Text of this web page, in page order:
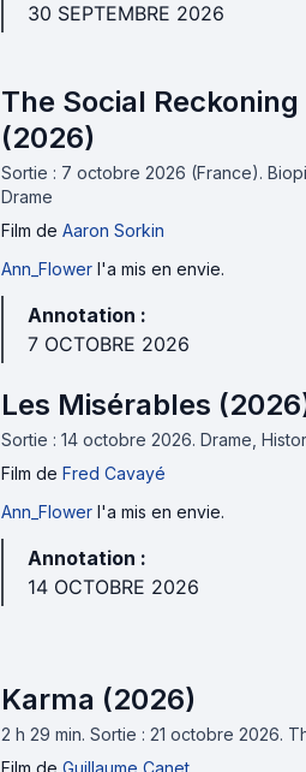
30 SEPTEMBRE 2026
The Social Reckoning
(2026)
Sortie : 7 octobre 2026 (France).
Drame
Film de Aaron Sorkin
Ann_Flower l'a mis en envie.
Annotation :
7 OCTOBRE 2026
Les Misérables
Sortie : 14 octobre 2026. Drame,
Film de Fred Cavayé
Ann_Flower l'a mis en envie.
Annotation :
14 OCTOBRE 2026
Karma (2026)
2 h 29 min. Sortie : 21 octobre 2026.
Film de Guillaume Canet